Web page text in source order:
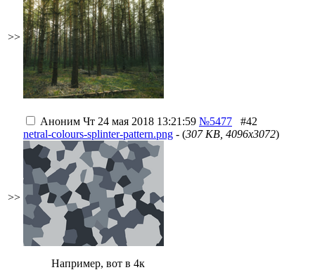
>>
>>
Аноним Чт 24 мая 2018 13:21:59 №5477
#42
netral-colours-splinter-pattern.png - (307 KB, 4096x3072)
Например, вот в 4к